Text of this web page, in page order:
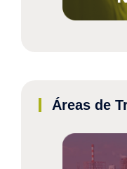
Áreas de